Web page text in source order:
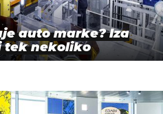
auto marke? Iza
tek nekoliko